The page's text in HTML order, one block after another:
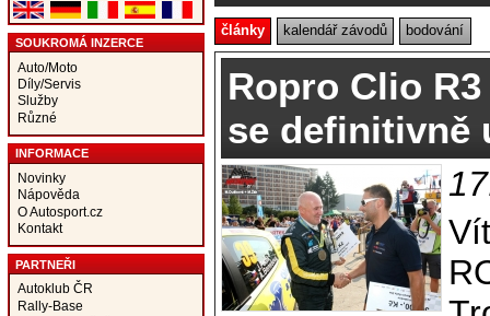
SOUKROMÁ INZERCE
Auto/Moto
Díly/Servis
Služby
Různé
INFORMACE
Novinky
Nápověda
O Autosport.cz
Kontakt
PARTNEŘI
Autoklub ČR
Rally-Base
články kalendář závodů bodování
Ropro Clio
se definitivně